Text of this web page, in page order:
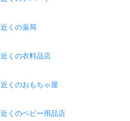
くの薬局
くの衣料品店
くのおもちゃ屋
くのベビー用品店